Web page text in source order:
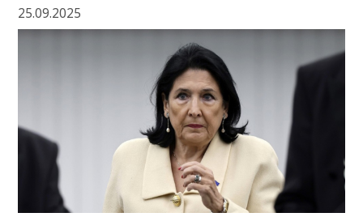
25.09.2025